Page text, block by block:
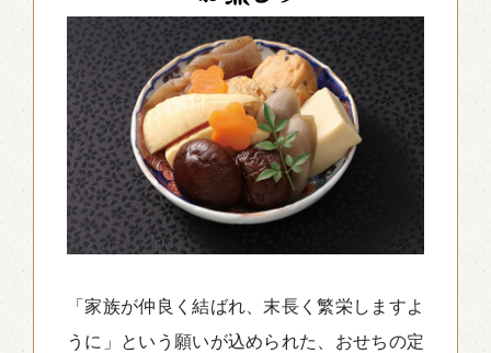
「家族が仲良く結ばれ、末長く繁栄しますよ
うに」という願いが込められた、おせちの定